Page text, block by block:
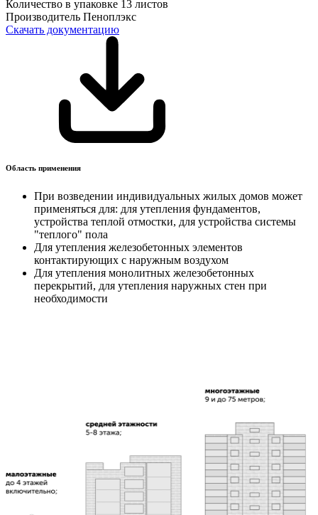
Количество в упаковке 13 листов
Производитель Пеноплэкс
Скачать документацию
Область применения
При возведении индивидуальных жилых домов может
применяться для: для утепления фундаментов,
устройства теплой отмостки, для устройства системы
"теплого" пола
Для утепления железобетонных элементов
контактирующих с наружным воздухом
Для утепления монолитных железобетонных
перекрытий, для утепления наружных стен при
необходимости